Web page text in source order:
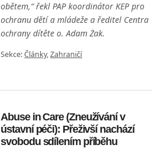
obětem,“ řekl PAP koordinátor KEP pro
ochranu dětí a mládeže a ředitel Centra
ochrany dítěte o. Adam Żak.
Sekce:Články,Zahraničí
Abuse in Care (Zneužívání v
ústavní péči): Přeživší nachází
svobodu sdílením příběhu